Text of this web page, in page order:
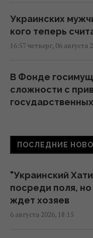
Украинских
кого теперь
16:57 четверг, 06 августа
В Фонде
сложности с
Когда у Украины
15:45 четверг, 06 августа
В Румынии уже
удар в
ПОСЛЕДНИЕ
"Украинский
посреди поля,
ждет хозяев
6 августа 2026, 18:15